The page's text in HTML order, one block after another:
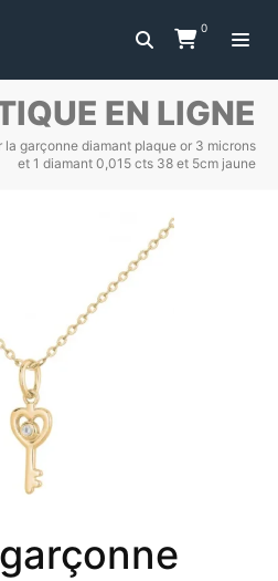
0
EN LIGNE
la garçonne diamant plaque or 3 microns
et 1 diamant 0,015 cts 38 et 5cm jaune